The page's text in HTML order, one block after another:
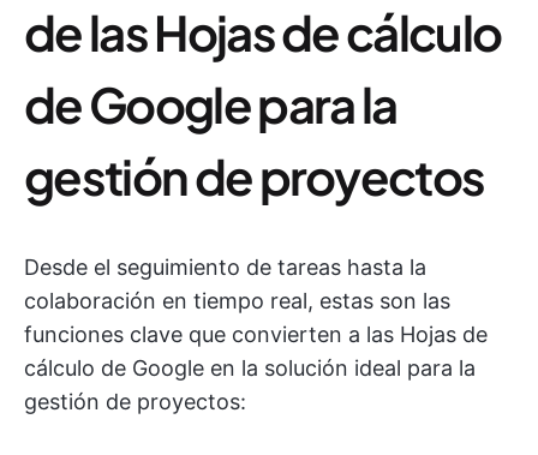
de las Hojas de cálculo
de Google para la
gestión de proyectos
Desde el seguimiento de tareas hasta la
colaboración en tiempo real, estas son las
funciones clave que convierten a las Hojas de
cálculo de Google en la solución ideal para la
gestión de proyectos: